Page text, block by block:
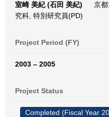
室崎 美紀 (石田 美紀)
京
究科, 特別研究員(PD)
Project Period (FY)
2003 – 2005
Project Status
Completed (Fiscal Year